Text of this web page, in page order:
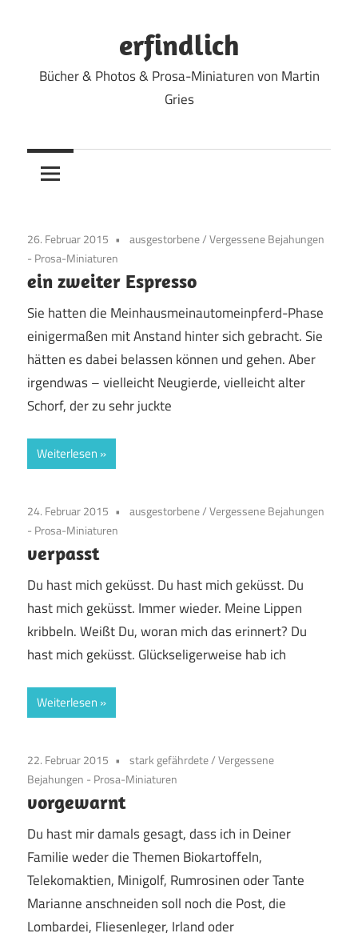
erfindlich
Bücher & Photos & Prosa-Miniaturen von Martin
Gries
26. Februar 2015 ausgestorbene/Vergessene Bejahungen
- Prosa-Miniaturen
ein zweiter Espresso
Sie hatten die Meinhausmeinautomeinpferd-Phase
einigermaßen mit Anstand hinter sich gebracht. Sie
hätten es dabei belassen können und gehen. Aber
irgendwas – vielleicht Neugierde, vielleicht alter
Schorf, der zu sehr juckte
Weiterlesen
24. Februar 2015 ausgestorbene/Vergessene Bejahungen
- Prosa-Miniaturen
verpasst
Du hast mich geküsst. Du hast mich geküsst. Du
hast mich geküsst. Immer wieder. Meine Lippen
kribbeln. Weißt Du, woran mich das erinnert? Du
hast mich geküsst. Glückseligerweise hab ich
Weiterlesen
22. Februar 2015 stark gefährdete/Vergessene
Bejahungen - Prosa-Miniaturen
vorgewarnt
Du hast mir damals gesagt, dass ich in Deiner
Familie weder die Themen Biokartoffeln,
Telekomaktien, Minigolf, Rumrosinen oder Tante
Marianne anschneiden soll noch die Post, die
Lombardei, Fliesenleger, Irland oder